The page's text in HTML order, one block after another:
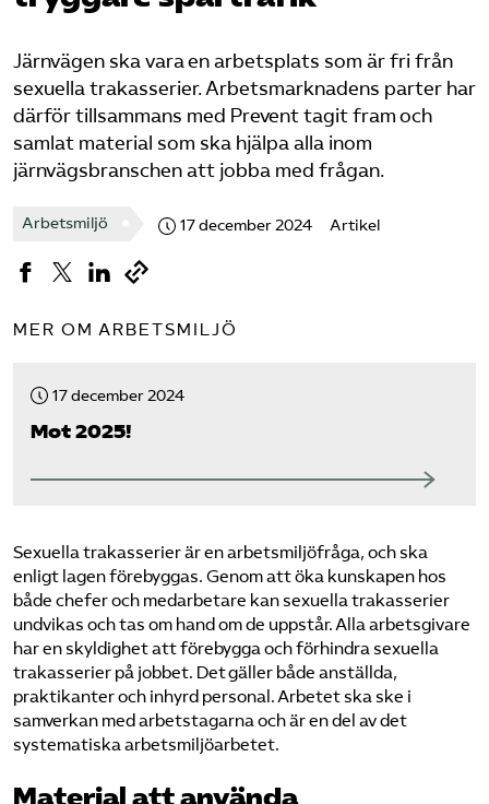
Sök på tagforetagen.se
Järnvägen ska vara en arbetsplats som är fri från
sexuella trakasserier. Arbetsmarknadens parter har
därför tillsammans med Prevent tagit fram och
samlat material som ska hjälpa alla inom
järnvägsbranschen att jobba med frågan.
Arbetsmiljö 17 december 2024 Artikel
MER OM ARBETSMILJÖ
17 december 2024
Mot 2025!
Sexuella trakasserier är en arbetsmiljöfråga, och ska
enligt lagen förebyggas. Genom att öka kunskapen hos
både chefer och medarbetare kan sexuella trakasserier
undvikas och tas om hand om de uppstår. Alla arbetsgivare
har en skyldighet att förebygga och förhindra sexuella
trakasserier på jobbet. Det gäller både anställda,
praktikanter och inhyrd personal. Arbetet ska ske i
samverkan med arbetstagarna och är en del av det
systematiska arbetsmiljöarbetet.
Material att använda